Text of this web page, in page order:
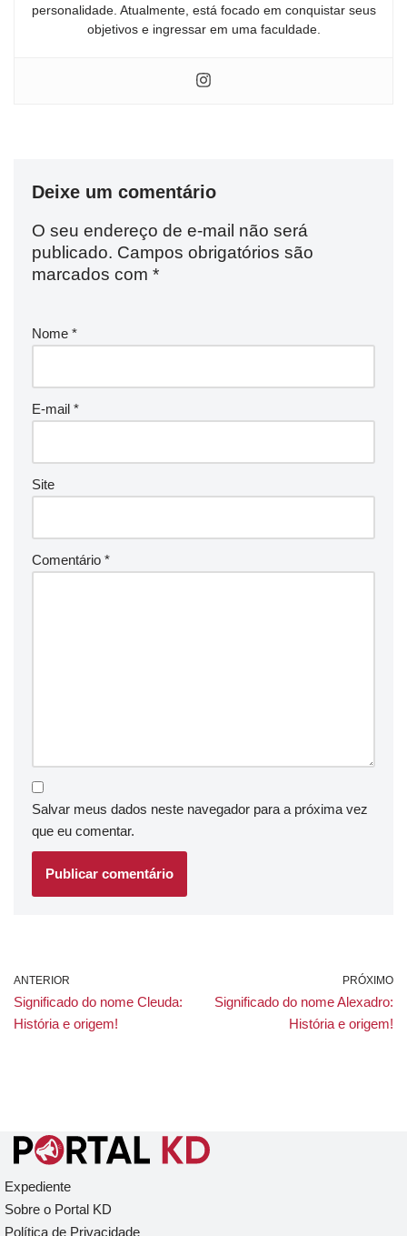
personalidade. Atualmente, está focado em conquistar seus
objetivos e ingressar em uma faculdade.
Deixe um comentário
O seu endereço de e-mail não será
publicado. Campos obrigatórios são
marcados com *
Nome *
E-mail *
Site
Comentário *
Salvar meus dados neste navegador para a próxima vez
que eu comentar.
ANTERIOR
Significado do nome Cleuda:
História e origem!
PRÓXIMO
Significado do nome Alexadro:
História e origem!
Expediente
Sobre o Portal KD
Política de Privacidade